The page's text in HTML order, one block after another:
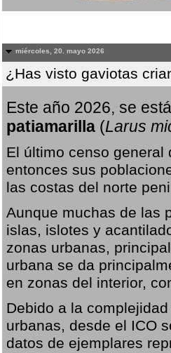
miércoles, 20. mayo 2026
¿Has visto gaviotas
Este año 2026, se
patiamarilla (Larus
El último censo
entonces sus
las costas del norte
Aunque muchas de las
islas, islotes y
zonas urbanas,
urbana se da
en zonas del interior,
Debido a la
urbanas, desde el ICO
datos de ejemplares